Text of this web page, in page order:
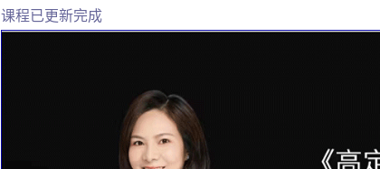
课程已更新完成